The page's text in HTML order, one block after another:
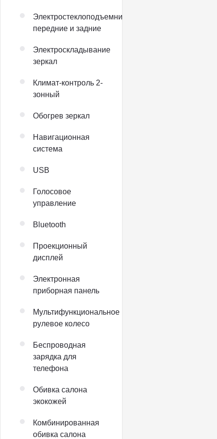
Электростеклоподъемники
передние и задние
Электроскладывание
зеркал
Климат-контроль 2-
зонный
Обогрев зеркал
Навигационная
система
USB
Голосовое
управление
Bluetooth
Проекционный
дисплей
Электронная
приборная панель
Мультифункциональное
рулевое колесо
Беспроводная
зарядка для
телефона
Обивка салона
экокожей
Комбинированная
обивка салона